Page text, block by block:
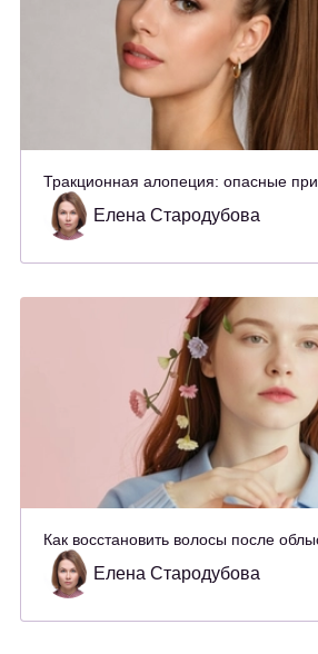
Тракционная алопеция: опасные
Елена Стародубова
Как восстановить волосы после
Елена Стародубова